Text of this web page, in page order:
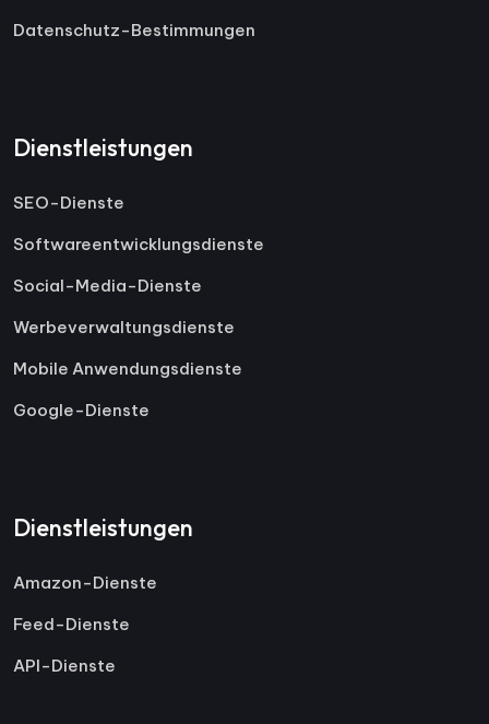
Datenschutz-Bestimmungen
Dienstleistungen
SEO-Dienste
Softwareentwicklungsdienste
Social-Media-Dienste
Werbeverwaltungsdienste
Mobile Anwendungsdienste
Google-Dienste
Dienstleistungen
Amazon-Dienste
Feed-Dienste
API-Dienste